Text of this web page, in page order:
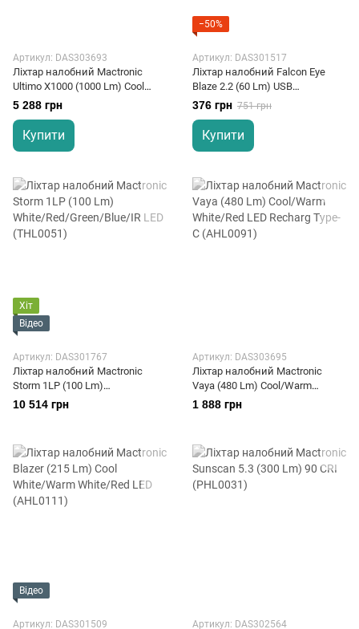
Артикул: DAS303693
Ліхтар налобний Mactronic
Ultimo X1000 (1000 Lm) Cool
White/Red Type-C Recharg
Helmet Kit (PHL0012)
5 288 грн
Купити
−50%
Артикул: DAS301517
Ліхтар налобний Falcon Eye
Blaze 2.2 (60 Lm) USB
Rechargeable (FHL0023)
376 грн 751 грн
Купити
Хіт
Відео
Артикул: DAS301767
Ліхтар налобний Mactronic
Storm 1LP (100 Lm)
White/Red/Green/Blue/IR LED
(THL0051)
10 514 грн
Артикул: DAS303695
Ліхтар налобний Mactronic
Vaya (480 Lm) Cool/Warm
White/Red LED Recharg Type-C
(AHL0091)
1 888 грн
Відео
Артикул: DAS301509 Артикул: DAS302564